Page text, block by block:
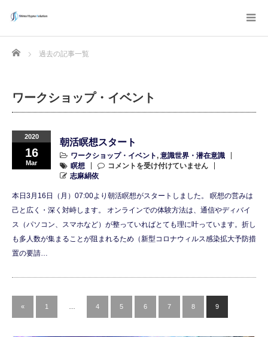
Home 過去の記事一覧
ワークショップ・イベント
2020
16
Mar
朝活瞑想スタート
ワークショップ・イベント, 意識世界・潜在意識
瞑想
コメントを受け付けていません
志麻絹依
本日3月16日（月）07:00より朝活瞑想がスタートしました。 瞑想の営みは
己と広く・深く対峙します。 オンラインでの体験方法は、通信やディバイ
ス（パソコン、スマホなど）が整っていればとても理に叶っています。折し
も多人数が集まることが阻まれるため（新型コロナウィルス感染拡大予防措
置の要請…
« 1 4 5 6 7 8 9